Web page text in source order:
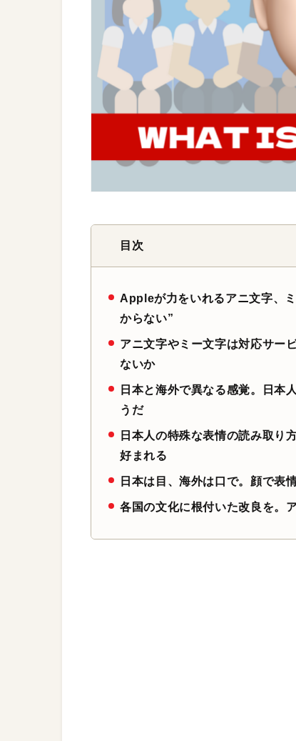
目次
Appleが力をいれるアニ文字、
からない”
アニ文字やミー文字は対応サー
ないか
日本と海外で異なる感覚。日本
うだ
日本人の特殊な表情の読み取り
好まれる
日本は目、海外は口で。顔で表
各国の文化に根付いた改良を。